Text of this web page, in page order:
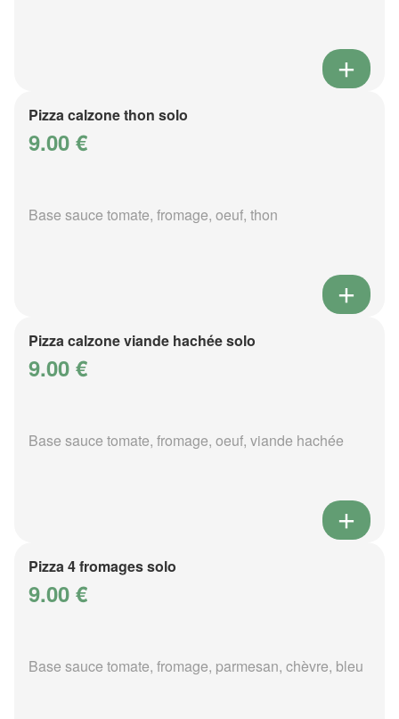
Pizza calzone thon solo
9.00 €
Base sauce tomate, fromage, oeuf, thon
Pizza calzone viande hachée solo
9.00 €
Base sauce tomate, fromage, oeuf, viande hachée
Pizza 4 fromages solo
9.00 €
Base sauce tomate, fromage, parmesan, chèvre, bleu